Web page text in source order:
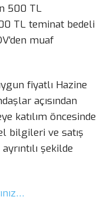
500 TL
TL teminat bedeli
muaf
fiyatlı Hazine
açısından
katılım öncesinde
bilgileri ve satış
şekilde